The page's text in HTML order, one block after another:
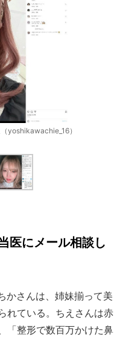
yoshikawachie_16）
医にメール相談し
かさんは、姉妹揃って美
れている。ちえさんは赤
「整形で数百万かけた鼻